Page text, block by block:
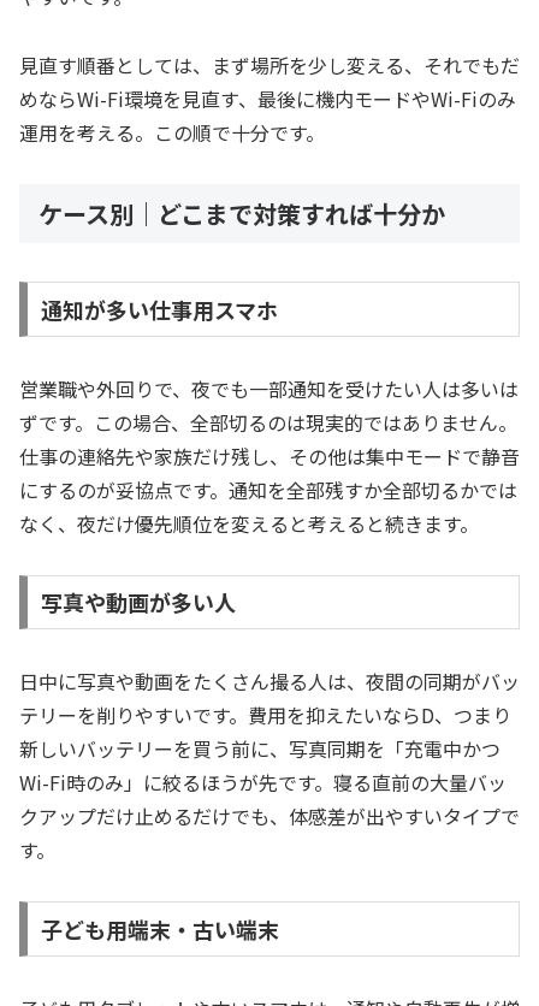
見直す順番としては、まず場所を少し変える、それでもだ
めならWi-Fi環境を見直す、最後に機内モードやWi-Fiのみ
運用を考える。この順で十分です。
ケース別｜どこまで対策すれば十分か
通知が多い仕事用スマホ
営業職や外回りで、夜でも一部通知を受けたい人は多いは
ずです。この場合、全部切るのは現実的ではありません。
仕事の連絡先や家族だけ残し、その他は集中モードで静音
にするのが妥協点です。通知を全部残すか全部切るかでは
なく、夜だけ優先順位を変えると考えると続きます。
写真や動画が多い人
日中に写真や動画をたくさん撮る人は、夜間の同期がバッ
テリーを削りやすいです。費用を抑えたいならD、つまり
新しいバッテリーを買う前に、写真同期を「充電中かつ
Wi-Fi時のみ」に絞るほうが先です。寝る直前の大量バッ
クアップだけ止めるだけでも、体感差が出やすいタイプで
す。
子ども用端末・古い端末